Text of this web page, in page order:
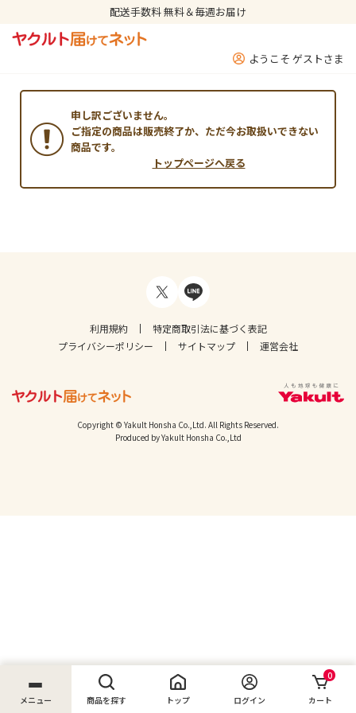
配送手数料 無料＆毎週お届け
ようこそ ゲストさま
メニュー 商品を探す トップ ログイン
0
カート
申し訳ございません。
ご指定の商品は販売終了か、ただ今お取扱いできない
商品です。
トップページへ戻る
利用規約
特定商取引法に基づく表記
プライバシーポリシー
サイトマップ 運営会社
Copyright © Yakult Honsha Co.,Ltd. All Rights Reserved.
Produced by Yakult Honsha Co.,Ltd